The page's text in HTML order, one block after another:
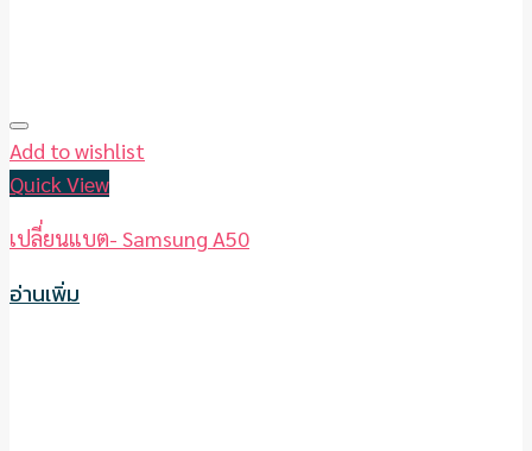
Add to wishlist
Quick View
เปลี่ยนแบต- Samsung A50
อ่านเพิ่ม